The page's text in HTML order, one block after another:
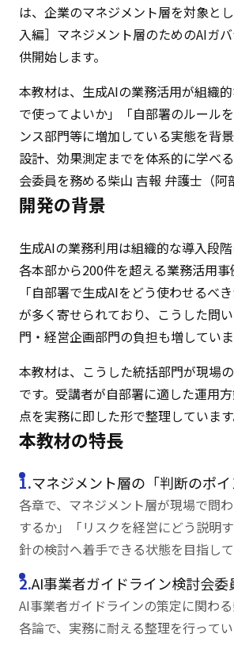
は、企業のマネジメント層を対象と
入編］マネジメント層のためのAIガ
供開始します。
本教材は、生成AIの業務活用が組織
で使ってよいか」「自部署のルール
ンス部門等に増加している実態を背
設計、効果測定までを体系的に学べ
会委員を務める柴山 吉報 弁護士（
開発の背景
生成AIの業務利用は組織的な導入段
各本部から200件を超える業務活用
「自部署で生成AIをどう使わせるべ
が多く寄せられており、こうした問
門・経営企画部門の負担も増していま
本教材は、こうした統括部門が現場
です。受講者が自部署に適した運用
点を実務に即した形で整理しています
本教材の特長
マネジメント層の「判断のポ
各章で、マネジメント層が現場で問
するか」「リスクを経営にどう説明
針の検討へ着手できる状態を目指して
AI事業者ガイドライン検討会
AI事業者ガイドラインの策定に関わ
各論で、実務に耐える整理を行ってい